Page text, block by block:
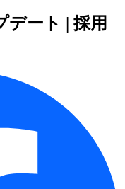
デート | 採用